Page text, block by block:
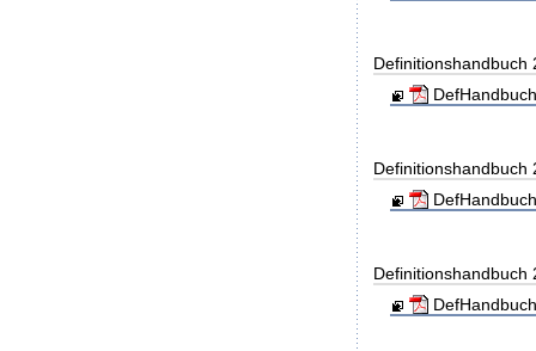
Definitionshandbuch
Definitionshandbuch
Definitionshandbuch